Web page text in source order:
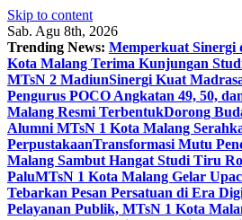
Skip to content
Sab. Agu 8th, 2026
Trending News: Memperkuat Sinergi
Kota Malang Terima Kunjungan
MTsN 2 MadiunSinergi Kuat
Pengurus POCO Angkatan 49, 50,
Malang Resmi TerbentukDorong
Alumni MTsN 1 Kota Malang
PerpustakaanTransformasi Mutu
Malang Sambut Hangat Studi Tiru
PaluMTsN 1 Kota Malang Gelar
Tebarkan Pesan Persatuan di Era
Pelayanan Publik, MTsN 1 Kota